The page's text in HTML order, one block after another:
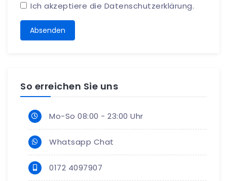
Ich akzeptiere die Datenschutzerklärung.
Absenden
So erreichen Sie uns
Mo-So 08:00 - 23:00 Uhr
Whatsapp Chat
0172 4097907